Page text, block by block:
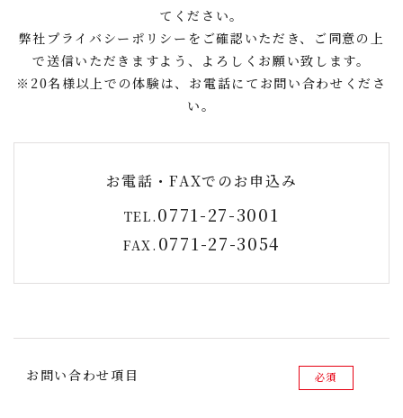
てください。
弊社 プライバシーポリシー をご確認いただき、ご同意の上
で送信いただきますよう、よろしくお願い致します。
※20名様以上での体験は、お電話にてお問い合わせくださ
い。
お電話・FAXでのお申込み
TEL. 0771-27-3001
FAX. 0771-27-3054
お問い合わせ項目 必須